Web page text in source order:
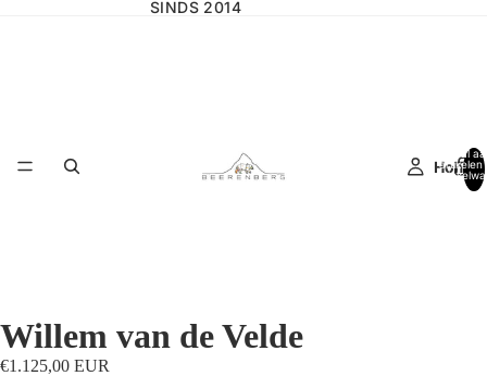
SINDS 2014
Home
Totaal
artikelen
Willem van de Velde
€1.125,00 EUR